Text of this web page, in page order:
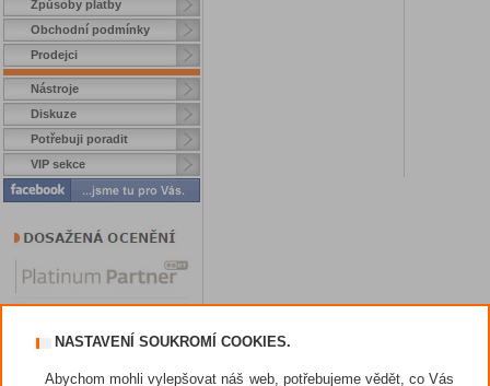
Způsoby platby
Obchodní podmínky
Prodejci
Nástroje
Diskuze
Potřebuji poradit
VIP sekce
NASTAVENÍ SOUKROMÍ COOKIES.
Abychom mohli vylepšovat náš web, potřebujeme vědět, co Vás